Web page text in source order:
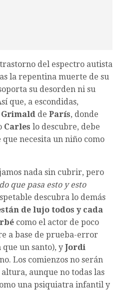
del espectro autista
la repentina muerte de su
su desorden ni su
que, a escondidas,
Grimald de París, donde
Carles lo descubre, debe
necesita un niño como
nada sin cubrir, pero
que pasa esto y esto
descubra lo demás
de lujo todos y cada
como el actor de poco
a base de prueba-error
un santo), y Jordi
Los comienzos no serán
aunque no todas las
una psiquiatra infantil y